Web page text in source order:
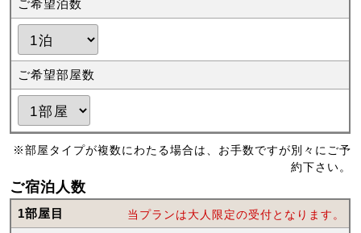
ご希望泊数
ご希望部屋数
※部屋タイプが複数にわたる場合は、お手数ですが別々にご予
約下さい。
ご宿泊人数
1部屋目 当プランは大人限定の受付となります。